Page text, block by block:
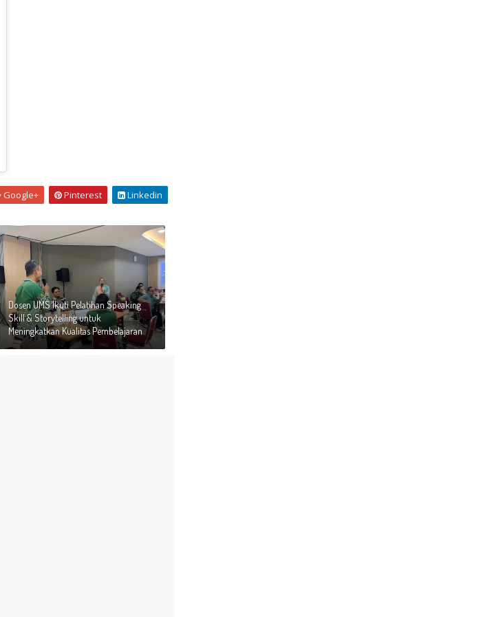
Google+ Pinterest Linkedin
Dosen UMS Ikuti Pelatihan Speaking
Skill & Storytelling untuk
Meningkatkan Kualitas Pembelajaran